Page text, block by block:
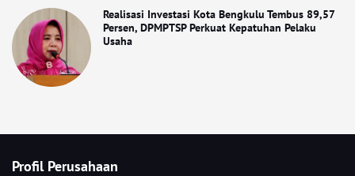
Realisasi Investasi Kota Bengkulu Tembus 89,57
Persen, DPMPTSP Perkuat Kepatuhan Pelaku
Usaha
Profil Perusahaan